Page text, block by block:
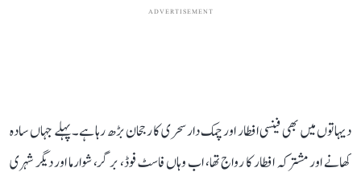
ADVERTISEMENT
دیہاتوں میں بھی فینسی افطار اور چمک دار سحری کا رجحان بڑھ رہا ہے۔ پہلے جہاں سادہ
کھانے اور مشترکہ افطار کا رواج تھا، اب وہاں فاسٹ فوڈ، برگر، شوارما اور دیگر شہری